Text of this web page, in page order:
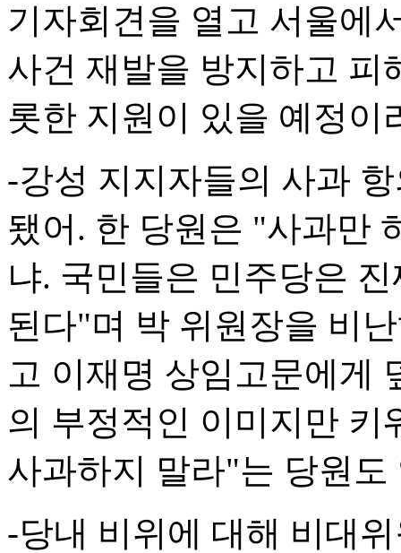
기자회견을 열고 서울에
사건 재발을 방지하고 피
롯한 지원이 있을 예정이
-강성 지지자들의 사과
됐어. 한 당원은 "사과만
냐. 국민들은 민주당은
된다"며 박 위원장을 비
고 이재명 상임고문에게
의 부정적인 이미지만 키
사과하지 말라"는 당원도
-당내 비위에 대해 비대